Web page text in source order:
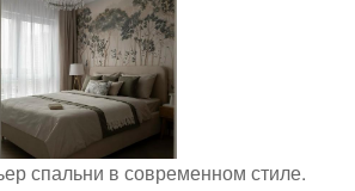
спальни в современном стиле.